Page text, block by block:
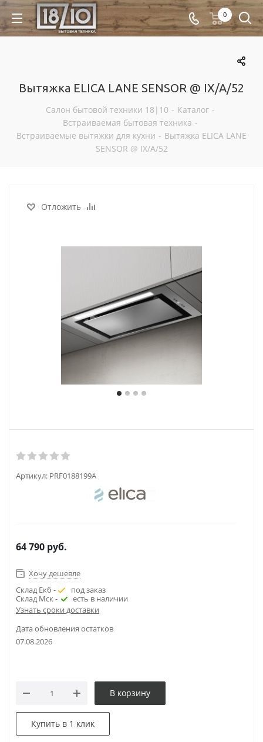
0
Вытяжка ELICA LANE SENSOR @ IX/A/52
Салон бытовой техники 18|10 - Каталог -
Встраиваемая бытовая техника -
Встраиваемые вытяжки для кухни - Вытяжка ELICA LANE
SENSOR @ IX/A/52
Отложить
Артикул: PRF0188199A
64 790 руб.
Хочу дешевле
Склад Екб -
под заказ
Склад Мск -
есть в наличии
Узнать сроки доставки
Дата обновления остатков
07.08.2026
В корзину
Купить в 1 клик